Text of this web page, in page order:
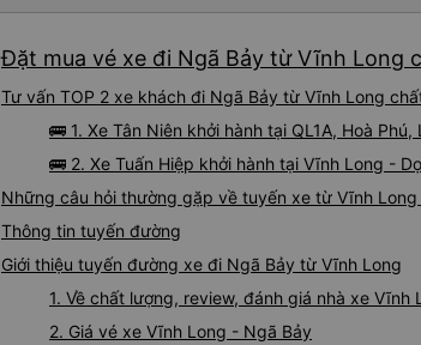
Đặt mua vé xe đi Ngã Bảy từ Vĩnh Long
Tư vấn TOP 2 xe khách đi Ngã Bảy từ Vĩnh Long
🚌 1. Xe Tân Niên khởi hành tại QL1A, Hoà
🚌 2. Xe Tuấn Hiệp khởi hành tại Vĩnh Long -
Những câu hỏi thường gặp về tuyến xe từ Vĩnh Long
Thông tin tuyến đường
Giới thiệu tuyến đường xe đi Ngã Bảy từ Vĩnh Long
1. Về chất lượng, review, đánh giá nhà xe Vĩnh
2. Giá vé xe Vĩnh Long - Ngã Bảy